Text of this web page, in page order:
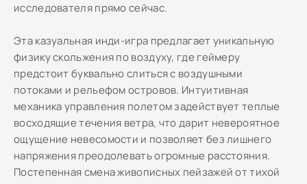
исследователя прямо сейчас.
Эта казуальная инди-игра предлагает уникальную
физику скольжения по воздуху, где геймеру
предстоит буквально слиться с воздушными
потоками и рельефом островов. Интуитивная
механика управления полетом задействует теплые
восходящие течения ветра, что дарит невероятное
ощущение невесомости и позволяет без лишнего
напряжения преодолевать огромные расстояния.
Постепенная смена живописных пейзажей от тихой